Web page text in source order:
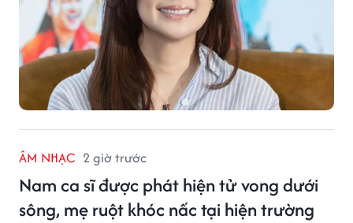
ÂM NHẠC 2 giờ trước
Nam ca sĩ được phát hiện tử vong dưới
sông, mẹ ruột khóc nấc tại hiện trường